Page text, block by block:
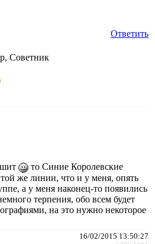
Ответить
Советник
то Синие Королевские
же линии, что и у меня, опять
а у меня наконец-то появились
терпения, обо всем будет
на это нужно некоторое
16/02/2015 13:50:27